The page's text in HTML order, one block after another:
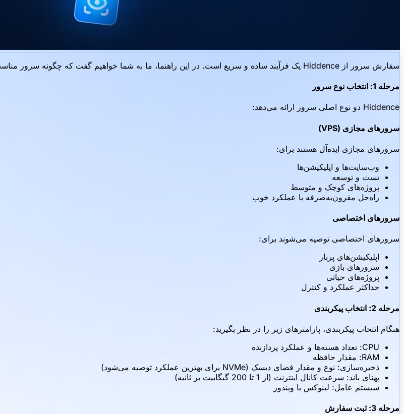
سفارش سرور از Hiddence یک فرآیند ساده و سریع است. در این راهنما، ما به شما خواهیم گفت که چگونه سرور مناسب نیازهای خود را انتخاب و سفارش دهید.
مرحله 1: انتخاب نوع سرور
Hiddence دو نوع اصلی سرور ارائه می‌دهد:
سرورهای مجازی (VPS)
سرورهای مجازی ایده‌آل هستند برای:
وب‌سایت‌ها و اپلیکیشن‌ها
تست و توسعه
پروژه‌های کوچک و متوسط
راه‌حل مقرون‌به‌صرفه با عملکرد خوب
سرورهای اختصاصی
سرورهای اختصاصی توصیه می‌شوند برای:
اپلیکیشن‌های پربار
سرورهای بازی
پروژه‌های حیاتی
حداکثر عملکرد و کنترل
مرحله 2: انتخاب پیکربندی
هنگام انتخاب پیکربندی، پارامترهای زیر را در نظر بگیرید:
CPU: تعداد هسته‌ها و عملکرد پردازنده
RAM: مقدار حافظه
ذخیره‌سازی: نوع و مقدار فضای دیسک (NVMe برای بهترین عملکرد توصیه می‌شود)
پهنای باند: سرعت کانال اینترنت (از 1 تا 200 گیگابیت بر ثانیه)
سیستم عامل: لینوکس یا ویندوز
مرحله 3: ثبت سفارش